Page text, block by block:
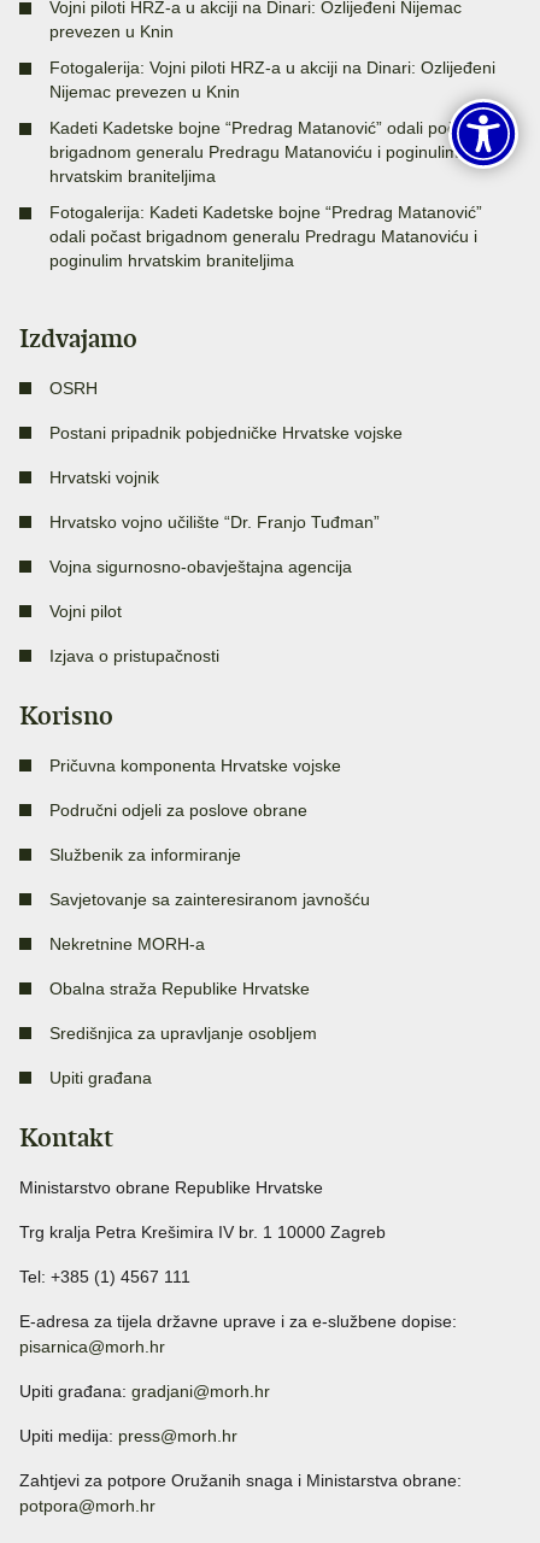
Vojni piloti HRZ-a u akciji na Dinari: Ozlijeđeni Nijemac
prevezen u Knin
Fotogalerija: Vojni piloti HRZ-a u akciji na Dinari: Ozlijeđeni
Nijemac prevezen u Knin
Kadeti Kadetske bojne “Predrag Matanović” odali počast
brigadnom generalu Predragu Matanoviću i poginulim
hrvatskim braniteljima
Fotogalerija: Kadeti Kadetske bojne “Predrag Matanović”
odali počast brigadnom generalu Predragu Matanoviću i
poginulim hrvatskim braniteljima
Izdvajamo
OSRH
Postani pripadnik pobjedničke Hrvatske vojske
Hrvatski vojnik
Hrvatsko vojno učilište “Dr. Franjo Tuđman”
Vojna sigurnosno-obavještajna agencija
Vojni pilot
Izjava o pristupačnosti
Korisno
Pričuvna komponenta Hrvatske vojske
Područni odjeli za poslove obrane
Službenik za informiranje
Savjetovanje sa zainteresiranom javnošću
Nekretnine MORH-a
Obalna straža Republike Hrvatske
Središnjica za upravljanje osobljem
Upiti građana
Kontakt
Ministarstvo obrane Republike Hrvatske
Trg kralja Petra Krešimira IV br. 1 10000 Zagreb
Tel: +385 (1) 4567 111
E-adresa za tijela državne uprave i za e-službene dopise:
pisarnica@morh.hr
Upiti građana: gradjani@morh.hr
Upiti medija: press@morh.hr
Zahtjevi za potpore Oružanih snaga i Ministarstva obrane:
potpora@morh.hr